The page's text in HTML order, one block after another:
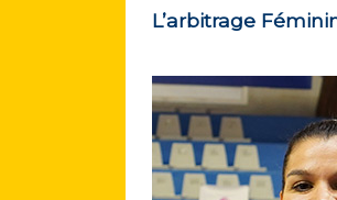
L’arbitrage